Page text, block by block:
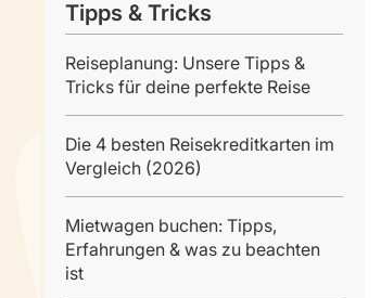
Tipps & Tricks
Reiseplanung: Unsere Tipps &
Tricks für deine perfekte Reise
Die 4 besten Reisekreditkarten im
Vergleich (2026)
Mietwagen buchen: Tipps,
Erfahrungen & was zu beachten
ist